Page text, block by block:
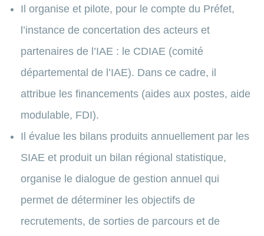
Il organise et pilote, pour le compte du Préfet,
l’instance de concertation des acteurs et
partenaires de l’IAE : le CDIAE (comité
départemental de l’IAE). Dans ce cadre, il
attribue les financements (aides aux postes, aide
modulable, FDI).
Il évalue les bilans produits annuellement par les
SIAE et produit un bilan régional statistique,
organise le dialogue de gestion annuel qui
permet de déterminer les objectifs de
recrutements, de sorties de parcours et de